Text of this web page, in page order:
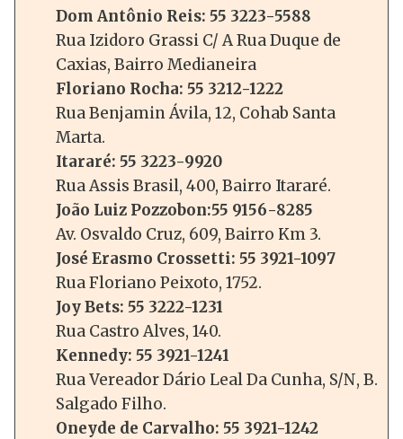
Dom Antônio Reis: 55 3223-5588
Rua Izidoro Grassi C/ A Rua Duque de
Caxias, Bairro Medianeira
Floriano Rocha: 55 3212-1222
Rua Benjamin Ávila, 12, Cohab Santa
Marta.
Itararé: 55 3223-9920
Rua Assis Brasil, 400, Bairro Itararé.
João Luiz Pozzobon:55 9156-8285
Av. Osvaldo Cruz, 609, Bairro Km 3.
José Erasmo Crossetti: 55 3921-1097
Rua Floriano Peixoto, 1752.
Joy Bets: 55 3222-1231
Rua Castro Alves, 140.
Kennedy: 55 3921-1241
Rua Vereador Dário Leal Da Cunha, S/N, B.
Salgado Filho.
Oneyde de Carvalho: 55 3921-1242